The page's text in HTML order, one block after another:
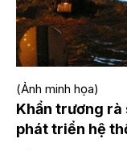
(Ảnh minh họa)
Khẩn trương rà
phát triển hệ